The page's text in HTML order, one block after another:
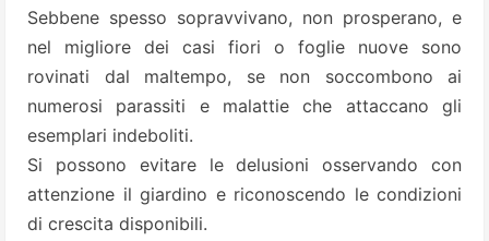
Sebbene spesso sopravvivano, non prosperano, e
nel migliore dei casi fiori o foglie nuove sono
rovinati dal maltempo, se non soccombono ai
numerosi parassiti e malattie che attaccano gli
esemplari indeboliti.
Si possono evitare le delusioni osservando con
attenzione il giardino e riconoscendo le condizioni
di crescita disponibili.